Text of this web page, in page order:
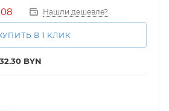
Нашли дешевле?
В 1 КЛИК
BYN